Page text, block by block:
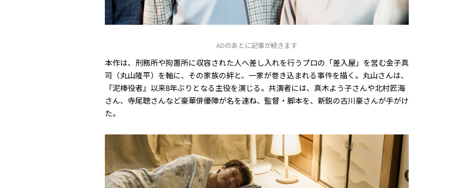
ADのあとに記事が続きます
本作は、刑務所や拘置所に収容された人へ差し入れを行うプロの「差入屋」を営む金子真
司（丸山隆平）を軸に、その家族の絆と、一家が巻き込まれる事件を描く。丸山さんは、
『泥棒役者』以来8年ぶりとなる主役を演じる。共演者には、真木よう子さんや北村匠海
さん、寺尾聰さんなど豪華俳優陣が名を連ね、監督・脚本を、新鋭の古川豪さんが手がけ
た。